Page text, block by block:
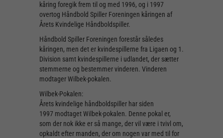
kåring foregik frem til og med 1996, og i 1997
overtog Håndbold Spiller Foreningen kåringen af
Årets Kvindelige Håndboldspiller.
Håndbold Spiller Foreningen forestår således
kåringen, men det er kvindespillerne fra Ligaen og 1.
Division samt kvindespillerne i udlandet, der sætter
stemmerne og bestemmer vinderen. Vinderen
modtager Wilbek-pokalen.
Wilbek-Pokalen:
Årets kvindelige håndboldspiller har siden
1997 modtaget Wilbek-pokalen. Denne pokal er,
som der nok ikke er så mange, der vil være i tvivl om,
opkaldt efter manden, der om nogen var med til for